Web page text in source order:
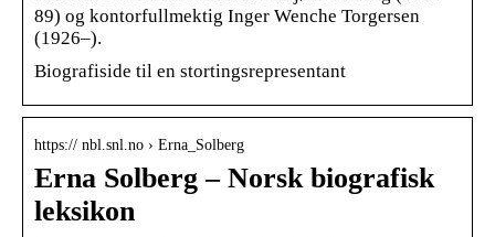
89) og kontorfullmektig Inger Wenche Torgersen
(1926–).
Biografiside til en stortingsrepresentant
https:// nbl.snl.no › Erna_Solberg
Erna Solberg – Norsk biografisk
leksikon